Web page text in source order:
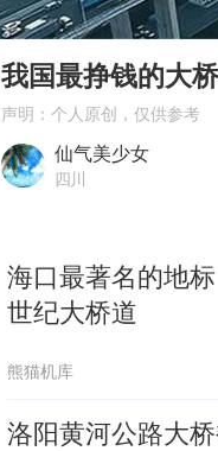
几
浙
人
Play
00:00
我国最挣钱的大
声明：个人原创，仅供参考
仙气美少女
四川
海口最著名的地
世纪大桥道
熊猫机库
洛阳黄河公路大